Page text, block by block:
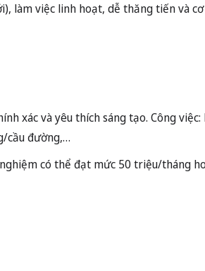
làm việc linh hoạt, dễ thăng tiến và
xác và yêu thích sáng tạo. Công việc:
cầu đường,…
có thể đạt mức 50 triệu/tháng